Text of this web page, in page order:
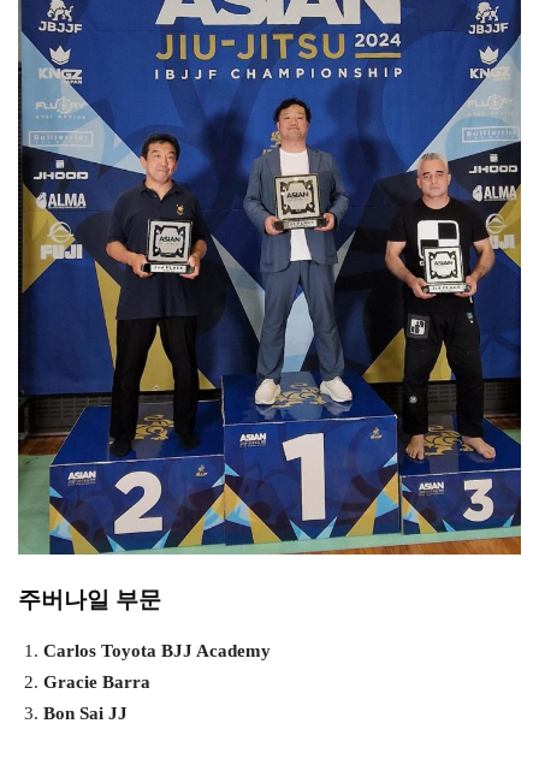
주버나일 부문
Carlos Toyota BJJ Academy
Gracie Barra
Bon Sai JJ